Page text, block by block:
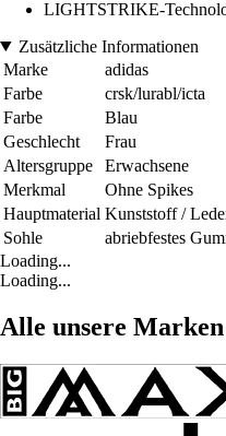
LIGHTSTRIKE-
Zusätzliche Informationen
Marke
adidas
Farbe
crsk/lurabl/icta
Farbe
Blau
Geschlecht
Frau
Altersgruppe
Erwachsene
Merkmal
Ohne Spikes
Hauptmaterial Kunststoff /
Sohle
abriebfestes
Loading...
Loading...
Alle unsere Marken